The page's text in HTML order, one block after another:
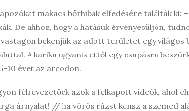
makacs bőrhibák elfedésére találták
De ahhoz, hogy a hatásuk érvényesüljön,
bekenjük az adott területet egy
A karika ugyanis ettől egy csapásra
10 évet az arcodon.
félrevezetőek azok a felkapott videók, ahol
árnyalat! // ha vörös rúzst kensz a szemed